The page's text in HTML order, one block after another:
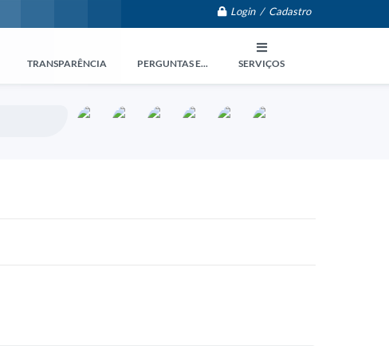
Login / Cadastro
TRANSPARÊNCIA PERGUNTAS E... SERVIÇOS